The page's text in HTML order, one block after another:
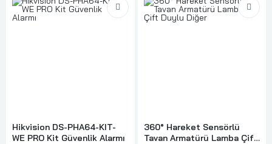
Hikvision DS-PHA64-KIT-
WE PRO Kit Güvenlik Alarmı
360° Hareket Sensörlü
Tavan Armatürü Lamba Çift